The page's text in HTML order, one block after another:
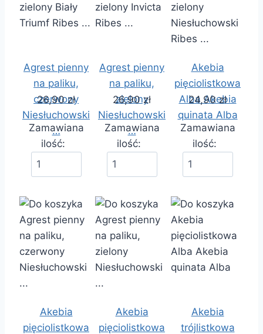
Agrest pienny
na paliku,
czerwony
Niesłuchowski
…
26,90 zł
Zamawiana
ilość:
Agrest pienny
na paliku,
zielony
Niesłuchowski
…
26,90 zł
Zamawiana
ilość:
Akebia
pięciolistkowa
Alba Akebia
quinata Alba
24,90 zł
Zamawiana
ilość:
Akebia
pięciolistkowa
Akebia
pięciolistkowa
Akebia
trójlistkowa